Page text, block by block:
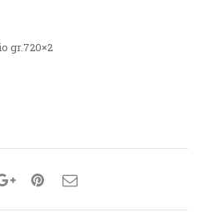
gr.720×2